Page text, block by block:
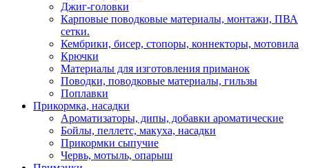
Джиг-головки
Карповые поводковые материалы, монтажи, ПВА
сетки.
Кембрики, бисер, стопоры, коннекторы, мотовила
Крючки
Материалы для изготовления приманок
Поводки, поводковые материалы, гильзы
Поплавки
Прикормка, насадки
Ароматизаторы, дипы, добавки ароматические
Бойлы, пеллетс, макуха, насадки
Прикормки сыпучие
Червь, мотыль, опарыш